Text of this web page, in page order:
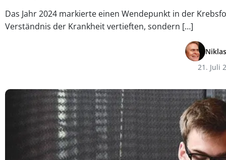
Das Jahr 2024 markierte einen Wendepunkt in der
Verständnis der Krankheit vertieften, sondern […]
21. Juli